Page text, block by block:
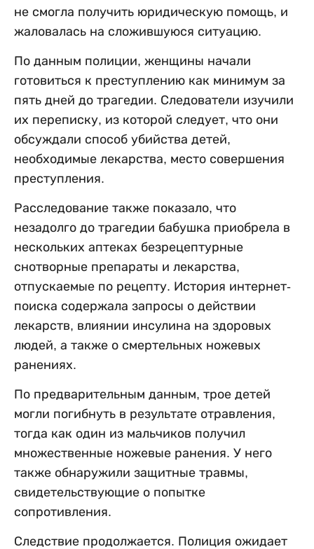
не смогла получить юридическую помощь, и
жаловалась на сложившуюся ситуацию.
По данным полиции, женщины начали
готовиться к преступлению как минимум за
пять дней до трагедии. Следователи изучили
их переписку, из которой следует, что они
обсуждали способ убийства детей,
необходимые лекарства, место совершения
преступления.
Расследование также показало, что
незадолго до трагедии бабушка приобрела в
нескольких аптеках безрецептурные
снотворные препараты и лекарства,
отпускаемые по рецепту. История интернет-
поиска содержала запросы о действии
лекарств, влиянии инсулина на здоровых
людей, а также о смертельных ножевых
ранениях.
По предварительным данным, трое детей
могли погибнуть в результате отравления,
тогда как один из мальчиков получил
множественные ножевые ранения. У него
также обнаружили защитные травмы,
свидетельствующие о попытке
сопротивления.
Следствие продолжается. Полиция ожидает